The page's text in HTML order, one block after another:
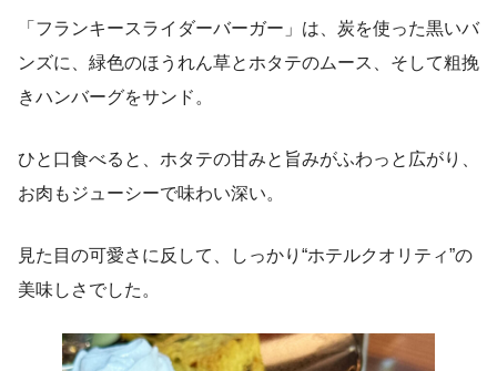
「フランキースライダーバーガー」は、炭を使った黒いバ
ンズに、緑色のほうれん草とホタテのムース、そして粗挽
きハンバーグをサンド。
ひと口食べると、ホタテの甘みと旨みがふわっと広がり、
お肉もジューシーで味わい深い。
見た目の可愛さに反して、しっかり“ホテルクオリティ”の
美味しさでした。